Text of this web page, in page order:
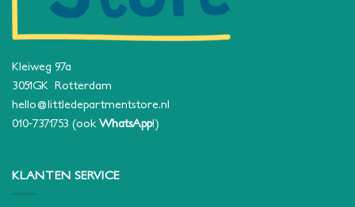
Kleiweg 97a
3051GK Rotterdam
hello@littledepartmentstore.nl
010-7371753 (ook WhatsApp!)
KLANTEN SERVICE